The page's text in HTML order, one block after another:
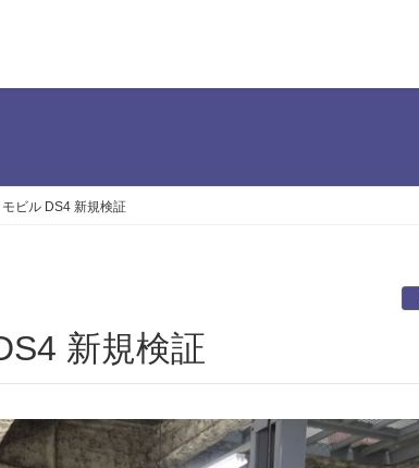
モビル DS4 新規検証
新規検証